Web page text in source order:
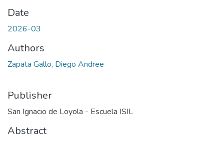
Date
2026-03
Authors
Zapata Gallo, Diego Andree
Publisher
San Ignacio de Loyola - Escuela ISIL
Abstract